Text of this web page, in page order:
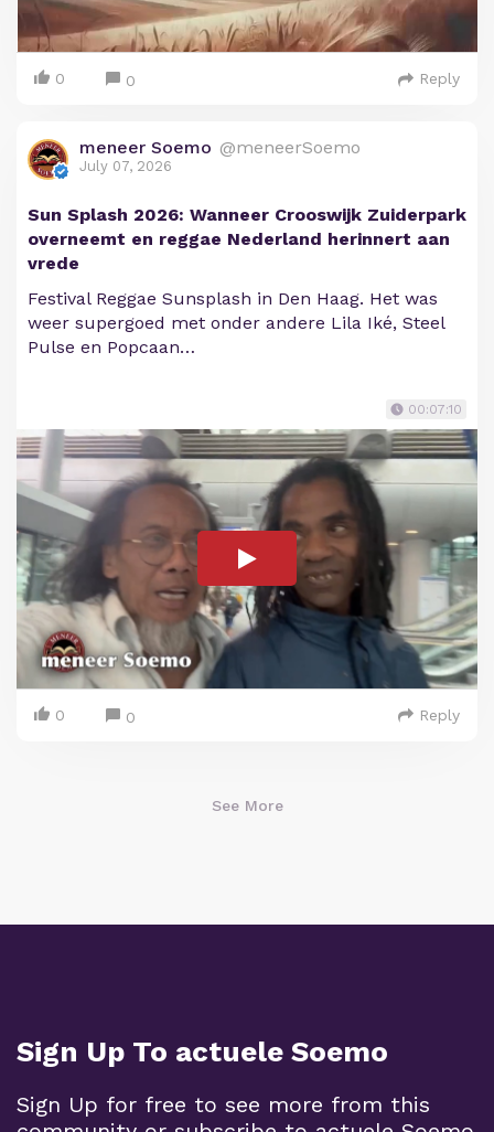
0 0 Reply
meneer Soemo @meneerSoemo
July 07, 2026
Sun Splash 2026: Wanneer Crooswijk Zuiderpark
overneemt en reggae Nederland herinnert aan
vrede
Festival Reggae Sunsplash in Den Haag. Het was
weer supergoed met onder andere Lila Iké, Steel
Pulse en Popcaan…
00:07:10
0 0 Reply
See More
Sign Up To actuele Soemo
Sign Up for free to see more from this